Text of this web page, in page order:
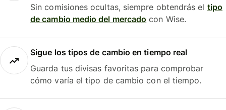
Sin comisiones ocultas, siempre obtendrás el tipo
de cambio medio del mercado con Wise.
Sigue los tipos de cambio en tiempo real
Guarda tus divisas favoritas para comprobar
cómo varía el tipo de cambio con el tiempo.